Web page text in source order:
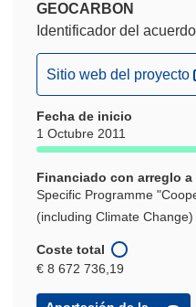
a
v
e
n
t
a
n
)
GEOCARBON
Identificador del
(se
abrirá
en
una
ventana)
Sitio web del proyecto
Fecha de inicio
1 Octubre 2011
Financiado con arreglo a
Specific Programme
(including Climate Change)
Coste total
€ 8 672 736,19